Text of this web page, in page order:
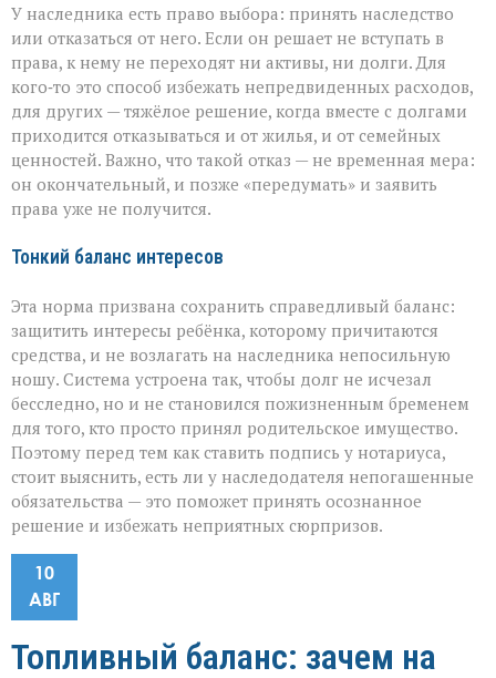
У наследника есть право выбора: принять наследство
или отказаться от него. Если он решает не вступать в
права, к нему не переходят ни активы, ни долги. Для
кого‑то это способ избежать непредвиденных расходов,
для других — тяжёлое решение, когда вместе с долгами
приходится отказываться и от жилья, и от семейных
ценностей. Важно, что такой отказ — не временная мера:
он окончательный, и позже «передумать» и заявить
права уже не получится.
Тонкий баланс интересов
Эта норма призвана сохранить справедливый баланс:
защитить интересы ребёнка, которому причитаются
средства, и не возлагать на наследника непосильную
ношу. Система устроена так, чтобы долг не исчезал
бесследно, но и не становился пожизненным бременем
для того, кто просто принял родительское имущество.
Поэтому перед тем как ставить подпись у нотариуса,
стоит выяснить, есть ли у наследодателя непогашенные
обязательства — это поможет принять осознанное
решение и избежать неприятных сюрпризов.
10
АВГ
Топливный баланс: зачем на